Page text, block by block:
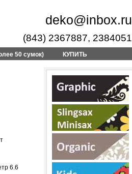
deko@inbox.ru
(843) 2367887, 2384051
50 сумок) КУПИТЬ
6.6